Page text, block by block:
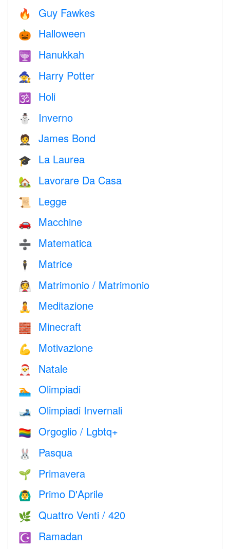
🔥 Guy Fawkes
🎃 Halloween
🕎 Hanukkah
🧙 Harry Potter
🕉 Holi
⛄ Inverno
🤵 James Bond
🎓 La Laurea
🏡 Lavorare Da Casa
📜 Legge
🚗 Macchine
➗ Matematica
🕴️ Matrice
👰 Matrimonio / Matrimonio
🧘 Meditazione
🧱 Minecraft
💪 Motivazione
🎅 Natale
🏊 Olimpiadi
🎿 Olimpiadi Invernali
🏳️‍🌈 Orgoglio / Lgbtq+
🐰 Pasqua
🌱 Primavera
🙆‍♂️ Primo D'Aprile
🌿 Quattro Venti / 420
☪️ Ramadan